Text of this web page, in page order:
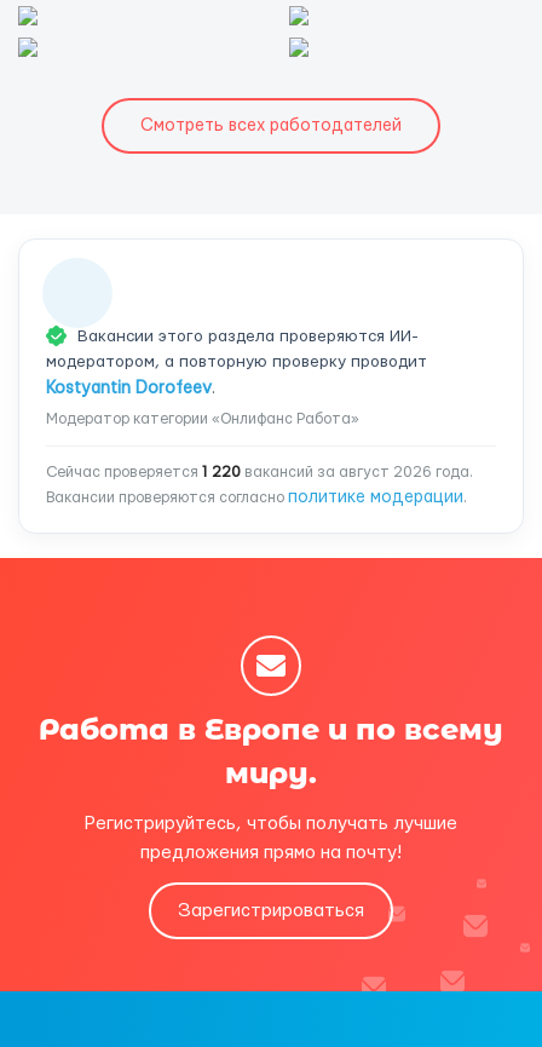
Смотреть всех работодателей
Вакансии этого раздела проверяются ИИ-
модератором, а повторную проверку проводит
Kostyantin Dorofeev.
Модератор категории «Онлифанс Работа»
Сейчас проверяется 1 220 вакансий за август 2026 года.
Вакансии проверяются согласно политике модерации.
Работа в Европе и по всему
миру.
Регистрируйтесь, чтобы получать лучшие
предложения прямо на почту!
Зарегистрироваться